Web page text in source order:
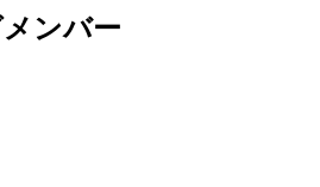
ンバー